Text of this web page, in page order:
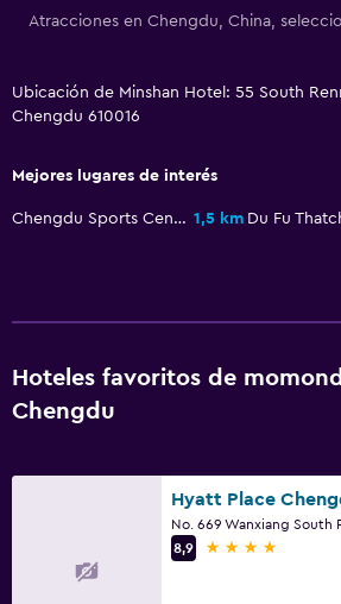
Atracciones en Chengdu, China,
Ubicación de Minshan Hotel: 55 South
Chengdu 610016
Mejores lugares de interés
Chengdu Sports Centre 1,5 km
Hoteles favoritos de
Chengdu
8,9
4 estrellas